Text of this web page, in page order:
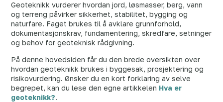
Geoteknikk vurderer hvordan jord, løsmasser, berg, vann
og terreng påvirker sikkerhet, stabilitet, bygging og
naturfare. Faget brukes til å avklare grunnforhold,
dokumentasjonskrav, fundamentering, skredfare, setninger
og behov for geoteknisk rådgivning.
På denne hovedsiden får du den brede oversikten over
hvordan geoteknikk brukes i byggesak, prosjektering og
risikovurdering. Ønsker du en kort forklaring av selve
begrepet, kan du lese den egne artikkelen Hva er
geoteknikk?.